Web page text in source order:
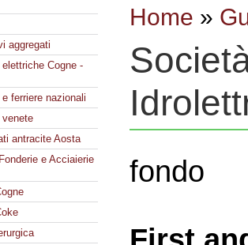
aggregati
Cogne -
ferriere nazionali
antracite Aosta
e Acciaierie
Home »
fondo